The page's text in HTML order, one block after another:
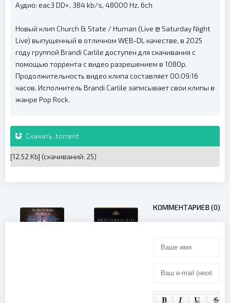
Аудио: eac3 DD+, 384 kb/s, 48000 Hz, 6ch
Новый клип Church & State / Human (Live @ Saturday Night
Live) выпущенный в отличном WEB-DL качестве, в 2025
году группой Brandi Carlile доступен для скачивания с
помощью торрента с видео разрешением в 1080p.
Продолжительность видео клипа составляет 00:09:16
часов. Исполнитель Brandi Carlile записывает свои клипы в
жанре Pop Rock.
Скачать .torrent
[12.52 Kb] (cкачиваний: 25)
КОММЕНТАРИЕВ (0)